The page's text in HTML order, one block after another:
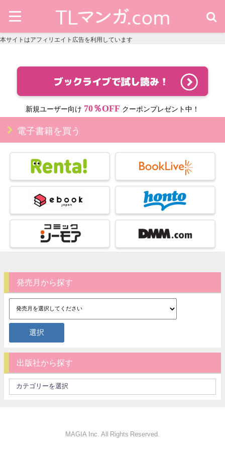
本サイトはアフィリエイト広告を利用しています
新規ユーザー向け 70％OFF クーポンプレゼント中！
電子書籍を買う
発売月から探す
出版社から探す
MAGIA Inc. All Rights Reserved.